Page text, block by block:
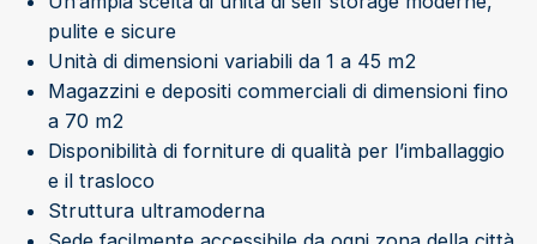
pulite e sicure
Unità di dimensioni variabili da 1 a 45 m2
Magazzini e depositi commerciali di dimensioni fino
a 70 m2
Disponibilità di forniture di qualità per l’imballaggio
e il trasloco
Struttura ultramoderna